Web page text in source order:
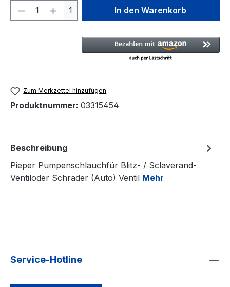
Produkt Anzahl: Gib den
1 In den Warenkorb
Zum Merkzettel hinzufügen
Produktnummer: 03315454
Beschreibung
Pieper Pumpenschlauchfür Blitz- / Sclaverand-
Ventiloder Schrader (Auto) Ventil Mehr
Service-Hotline